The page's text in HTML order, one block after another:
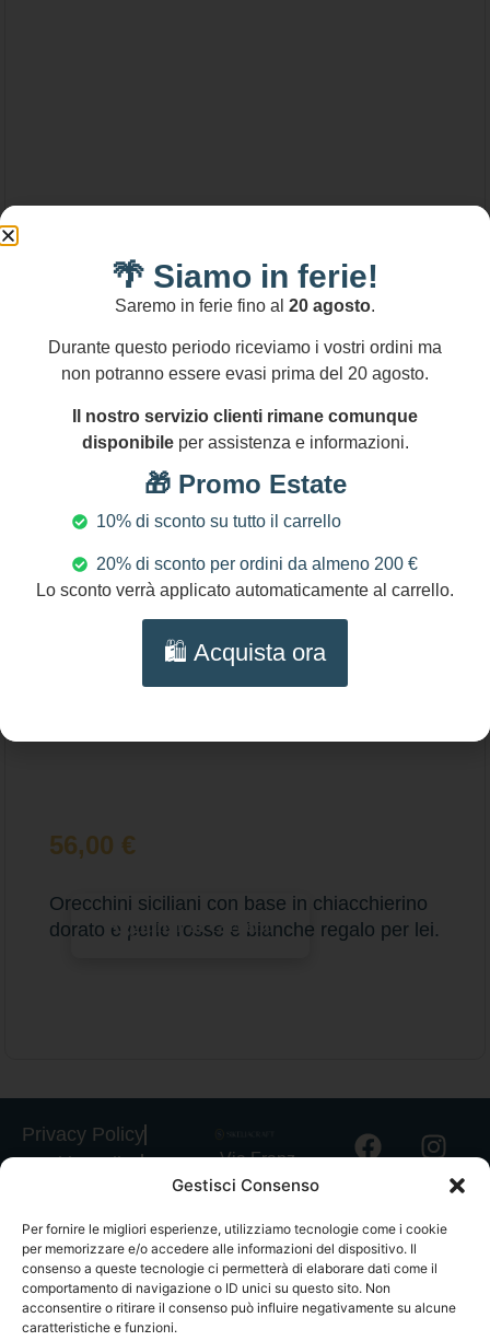
Gestisci Consenso
Per fornire le migliori esperienze, utilizziamo tecnologie come i cookie
per memorizzare e/o accedere alle informazioni del dispositivo. Il
consenso a queste tecnologie ci permetterà di elaborare dati come il
comportamento di navigazione o ID unici su questo sito. Non
acconsentire o ritirare il consenso può influire negativamente su alcune
caratteristiche e funzioni.
32,00
Agata Blu – Gioielli Artigianali
Aggiungi al carrello
56,00 €
Orecchini siciliani con base in chiacchierino
dorato e perle rosse e bianche regalo per lei.
Aggiungi al carrello
Privacy Policy
Cookie Policy
Spedizioni
Informativa
GPSR
Termini e
Via Franz
Fischietti, 15
Palermo
+39
3939546162
info@sikeliac
🌴 Siamo in ferie!
Saremo in ferie fino al 20 agosto.
Durante questo periodo riceviamo i vostri ordini ma
non potranno essere evasi prima del 20 agosto.
Il nostro servizio clienti rimane comunque
disponibileper assistenza e informazioni.
🎁 Promo Estate
10% di sconto su tutto il carrello
20% di sconto per ordini da almeno 200 €
Lo sconto verrà applicato automaticamente al carrello.
🛍️ Acquista ora